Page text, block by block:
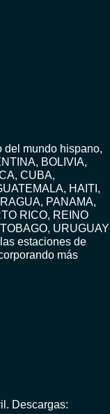
del mundo hispano,
BOLIVIA,
CUBA,
HAITI,
PANAMA,
RICO, REINO
URUGUAY
estaciones de
más
Descargas: